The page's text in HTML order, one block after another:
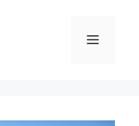
Menu